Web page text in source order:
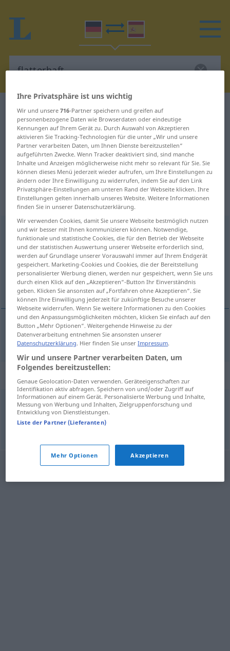
Deutsch-Spanisch Wörterbuch flatterhaft
Deutsch-Spanisch Übersetzung für
"flatterhaft"
"flatterhaft" Spanisch Übersetzung
„flatterhaft“: Adjektiv
flatterhaftadj
Übersicht aller Übersetzungen
(Für mehr Details die Übersetzung anklicken/antippen)
inconstante
inconstante flatterhaft
Synonyme für "flatterhaft"
sprunghaft,unbeständig,unstet
Ihre Privatsphäre ist uns wichtig
Wir und unsere716-Partner speichern und greifen auf
personenbezogene Daten wie Browserdaten oder eindeutige
Kennungen auf Ihrem Gerät zu. Durch Auswahl von Akzeptieren
aktivieren Sie Tracking-Technologien für die unter „Wir und unsere
Partner verarbeiten Daten, um Ihnen Dienste bereitzustellen“
aufgeführten Zwecke. Wenn Tracker deaktiviert sind, sind manche
Inhalte und Anzeigen möglicherweise nicht mehr so relevant für Sie. Sie
können dieses Menü jederzeit wieder aufrufen, um Ihre Einstellungen zu
ändern oder Ihre Einwilligung zu widerrufen, indem Sie auf den Link
Privatsphäre-Einstellungen am unteren Rand der Webseite klicken. Ihre
Einstellungen gelten innerhalb unseres Website. Weitere Informationen
finden Sie in unserer Datenschutzerklärung.
Wir verwenden Cookies, damit Sie unsere Webseite bestmöglich nutzen
und wir besser mit Ihnen kommunizieren können. Notwendige,
funktionale und statistische Cookies, die für den Betrieb der Webseite
und der statistischen Auswertung unserer Webseite erforderlich sind,
werden auf Grundlage unserer Vorauswahl immer auf Ihrem Endgerät
gespeichert. Marketing-Cookies und Cookies, die der Bereitstellung
personalisierter Werbung dienen, werden nur gespeichert, wenn Sie uns
durch einen Klick auf den „Akzeptieren“-Button Ihr Einverständnis
geben. Klicken Sie ansonsten auf „Fortfahren ohne Akzeptieren“. Sie
können Ihre Einwilligung jederzeit für zukünftige Besuche unserer
Webseite widerrufen. Wenn Sie weitere Informationen zu den Cookies
und den Anpassungsmöglichkeiten möchten, klicken Sie einfach auf den
Button „Mehr Optionen“. Weitergehende Hinweise zu der
Datenverarbeitung entnehmen Sie ansonsten unserer
Datenschutzerklärung. Hier finden Sie unserImpressum.
Wir und unsere Partner verarbeiten Daten, um
Folgendes bereitzustellen:
Genaue Geolocation-Daten verwenden. Geräteeigenschaften zur
Identifikation aktiv abfragen. Speichern von und/oder Zugriff auf
Informationen auf einem Gerät. Personalisierte Werbung und Inhalte,
Messung von Werbung und Inhalten, Zielgruppenforschung und
Entwicklung von Dienstleistungen.
Liste der Partner (Lieferanten)
Mehr Optionen Akzeptieren